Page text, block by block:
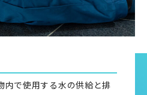
内で使用する水の供給と排